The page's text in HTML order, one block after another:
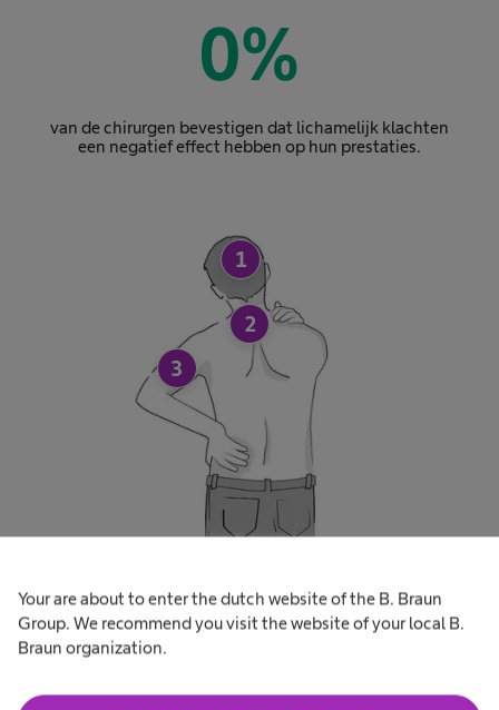
Your are about to enter the dutch website of the B. Braun
Group. We recommend you visit the website of your local B.
Braun organization.
1
2
3
0%
van de chirurgen bevestigen dat lichamelijk klachten
een negatief effect hebben op hun prestaties.